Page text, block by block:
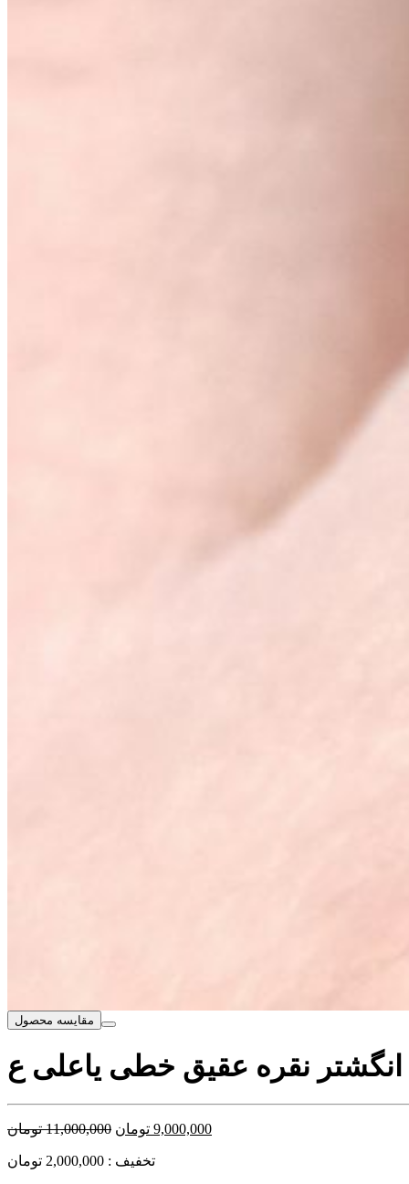
مقایسه محصول
11,000,000 تومان 9,000,000 تومان
تخفیف : 2,000,000 تومان